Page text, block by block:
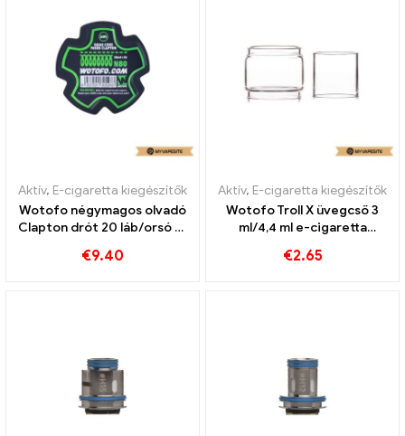
Aktív, E-cigaretta kiegészítők
Wotofo négymagos olvadó
Clapton drót 20 láb/orsó E-
Egyedi
€9.40
Aktív, E-cigaretta kiegészítők
Wotofo Troll X üvegcső 3
ml/4,4 ml e-cigaretta
€2.65